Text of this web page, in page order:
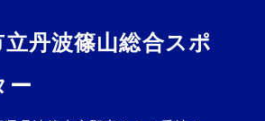
丹波篠山総合スポ
ー